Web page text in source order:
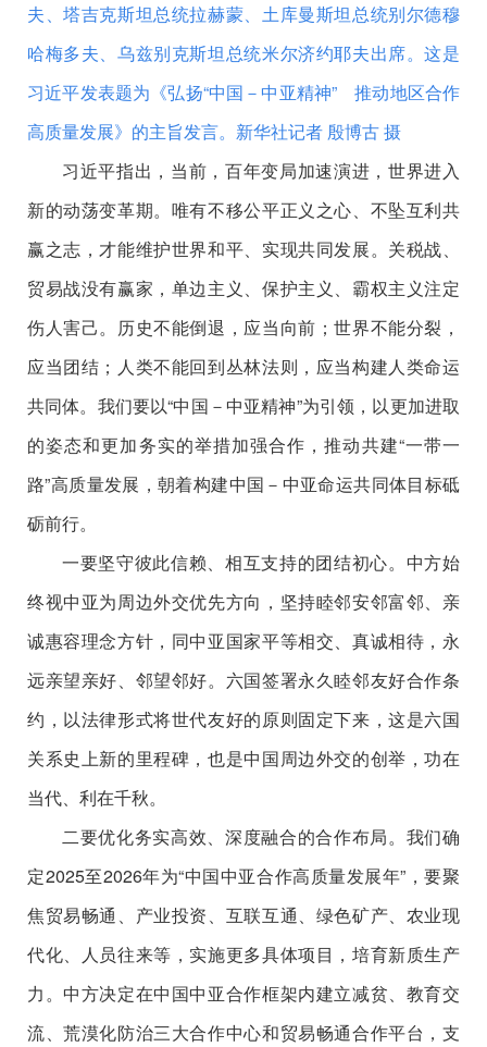
夫、塔吉克斯坦总统拉赫蒙、土库曼斯坦总统别尔德穆
哈梅多夫、乌兹别克斯坦总统米尔济约耶夫出席。这是
习近平发表题为《弘扬“中国－中亚精神” 推动地区合作
高质量发展》的主旨发言。 新华社记者 殷博古 摄
习近平指出，当前，百年变局加速演进，世界进入
新的动荡变革期。唯有不移公平正义之心、不坠互利共
赢之志，才能维护世界和平、实现共同发展。关税战、
贸易战没有赢家，单边主义、保护主义、霸权主义注定
伤人害己。历史不能倒退，应当向前；世界不能分裂，
应当团结；人类不能回到丛林法则，应当构建人类命运
共同体。我们要以“中国－中亚精神”为引领，以更加进取
的姿态和更加务实的举措加强合作，推动共建“一带一
路”高质量发展，朝着构建中国－中亚命运共同体目标砥
砺前行。
一要坚守彼此信赖、相互支持的团结初心。中方始
终视中亚为周边外交优先方向，坚持睦邻安邻富邻、亲
诚惠容理念方针，同中亚国家平等相交、真诚相待，永
远亲望亲好、邻望邻好。六国签署永久睦邻友好合作条
约，以法律形式将世代友好的原则固定下来，这是六国
关系史上新的里程碑，也是中国周边外交的创举，功在
当代、利在千秋。
二要优化务实高效、深度融合的合作布局。我们确
定2025至2026年为“中国中亚合作高质量发展年”，要聚
焦贸易畅通、产业投资、互联互通、绿色矿产、农业现
代化、人员往来等，实施更多具体项目，培育新质生产
力。中方决定在中国中亚合作框架内建立减贫、教育交
流、荒漠化防治三大合作中心和贸易畅通合作平台，支